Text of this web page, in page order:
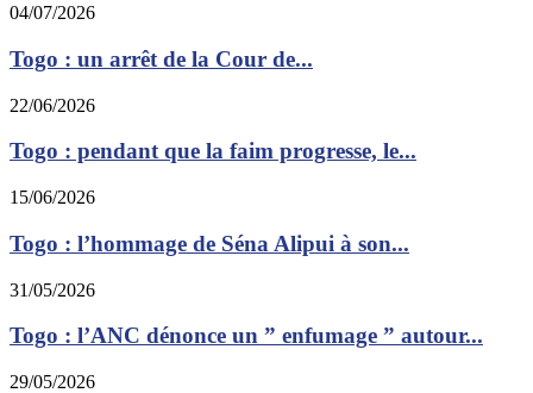
04/07/2026
Togo : un arrêt de la Cour de...
22/06/2026
Togo : pendant que la faim progresse, le...
15/06/2026
Togo : l’hommage de Séna Alipui à son...
31/05/2026
Togo : l’ANC dénonce un ” enfumage ” autour...
29/05/2026